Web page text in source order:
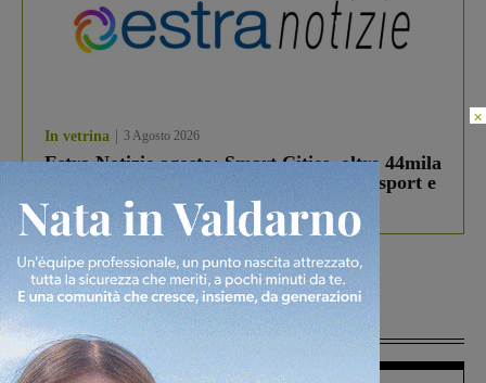
In vetrina 3 Agosto 2026
Estra Notizie agosto: Smart Cities, oltre 44mila
studenti coinvolti, torna il bando per lo sport e
debutta il podcast Estrair
Più lette
×